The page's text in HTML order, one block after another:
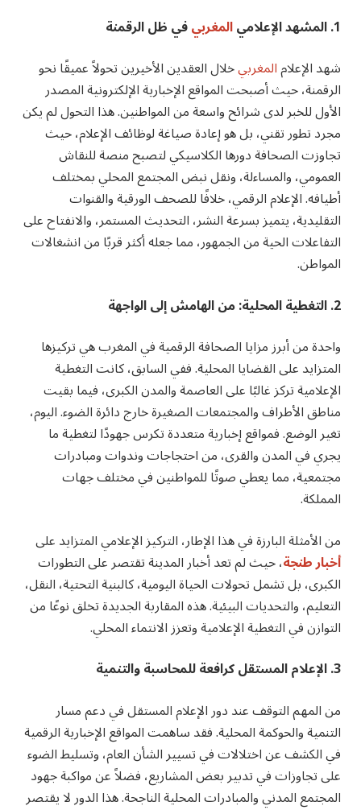
1. المشهد الإعلامي
المغربيفي ظل الرقمنة
شهد الإعلامالمغربيخلال العقدين الأخيرين تحولاً عميقًا نحو
الرقمنة، حيث أصبحت المواقع الإخبارية الإلكترونية المصدر
الأول للخبر لدى شرائح واسعة من المواطنين. هذا التحول لم يكن
مجرد تطور تقني، بل هو إعادة صياغة لوظائف الإعلام، حيث
تجاوزت الصحافة دورها الكلاسيكي لتصبح منصة للنقاش
العمومي، والمساءلة، ونقل نبض المجتمع المحلي بمختلف
أطيافه. الإعلام الرقمي، خلافًا للصحف الورقية والقنوات
التقليدية، يتميز بسرعة النشر، التحديث المستمر، والانفتاح على
التفاعلات الحية من الجمهور، مما جعله أكثر قربًا من انشغالات
المواطن.
2. التغطية المحلية: من الهامش إلى الواجهة
واحدة من أبرز مزايا الصحافة الرقمية في المغرب هي تركيزها
المتزايد على القضايا المحلية. ففي السابق، كانت التغطية
الإعلامية تركز غالبًا على العاصمة والمدن الكبرى، فيما بقيت
مناطق الأطراف والمجتمعات الصغيرة خارج دائرة الضوء. اليوم،
تغير الوضع. فمواقع إخبارية متعددة تكرس جهودًا لتغطية ما
يجري في المدن والقرى، من احتجاجات وندوات ومبادرات
مجتمعية، مما يعطي صوتًا للمواطنين في مختلف جهات
المملكة.
من الأمثلة البارزة في هذا الإطار، التركيز الإعلامي المتزايد على
أخبار طنجة، حيث لم تعد أخبار المدينة تقتصر على التطورات
الكبرى، بل تشمل تحولات الحياة اليومية، كالبنية التحتية، النقل،
التعليم، والتحديات البيئية. هذه المقاربة الجديدة تخلق نوعًا من
التوازن في التغطية الإعلامية وتعزز الانتماء المحلي.
3. الإعلام المستقل كرافعة للمحاسبة والتنمية
من المهم التوقف عند دور الإعلام المستقل في دعم مسار
التنمية والحوكمة المحلية. فقد ساهمت المواقع الإخبارية الرقمية
في الكشف عن اختلالات في تسيير الشأن العام، وتسليط الضوء
على تجاوزات في تدبير بعض المشاريع، فضلاً عن مواكبة جهود
المجتمع المدني والمبادرات المحلية الناجحة. هذا الدور لا يقتصر